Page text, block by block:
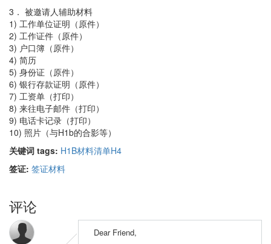
3． 被邀请人辅助材料
1) 工作单位证明（原件）
2) 工作证件（原件）
3) 户口簿（原件）
4) 简历
5) 身份证（原件）
6) 银行存款证明（原件）
7) 工资单（打印）
8) 来往电子邮件（打印）
9) 电话卡记录（打印）
10) 照片（与H1b的合影等）
关键词 tags: H1B材料清单H4
签证: 签证材料
评论
Dear Friend,